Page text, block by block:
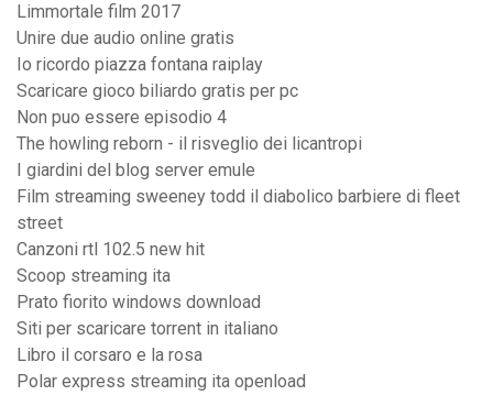
Limmortale film 2017
Unire due audio online gratis
Io ricordo piazza fontana raiplay
Scaricare gioco biliardo gratis per pc
Non puo essere episodio 4
The howling reborn - il risveglio dei licantropi
I giardini del blog server emule
Film streaming sweeney todd il diabolico barbiere di fleet
street
Canzoni rtl 102.5 new hit
Scoop streaming ita
Prato fiorito windows download
Siti per scaricare torrent in italiano
Libro il corsaro e la rosa
Polar express streaming ita openload